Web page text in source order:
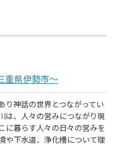
重県伊勢市～
り神話の世界とつながってい
は、人々の営みにつながり現
に暮らす人々の日々の営みを
や下水道、浄化槽について理